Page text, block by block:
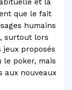
et la
que le fait
humains
surtout lors
jeux proposés
poker, mais
aux nouveaux